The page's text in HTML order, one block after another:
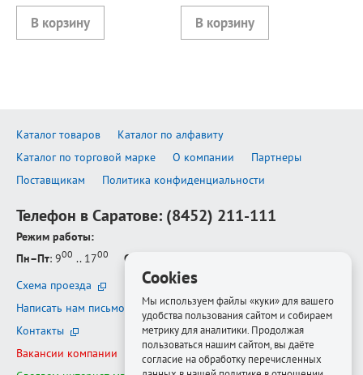
Каталог товаров
Каталог по алфавиту
Каталог по торговой марке
О компании
Партнеры
Поставщикам
Политика конфиденциальности
Телефон в Саратове: (8452) 211-111
Режим работы:
Пн–Пт: 900 .. 1700 Сб–Вс
Схема проезда
Написать нам письмо
Контакты
Вакансии компании
Cookies
Мы используем файлы «куки» для вашего
удобства пользования сайтом и собираем
метрику для аналитики. Продолжая
пользоваться нашим сайтом, вы даёте
согласие на обработку перечисленных